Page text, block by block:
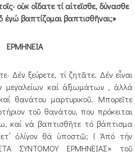
οὐκ οἴδατε τί αἰτεῖσθε, δύνασθε
ἐγώ βαπτίζομαι βαπτισθῆναι;»
ΕΡΜΗΝΕΙΑ
Δέν ξεύρετε, τί ζητᾶτε. Δέν εἶναι
μεγαλείων καί ἀξιωμάτων , ἀλλά
θανάτου μαρτυρικοῦ. Μπορεῖτε
τοῦ θανάτου, που πρόκειται
καί νά βαπτισθῆτε τό βάπτισμα
ὀλίγον θά ὑποστῶ; ( Ἀπό τήν
ΣΥΝΤΟΜΟΥ ΕΡΜΗΝΕΙΑΣ» τοῦ